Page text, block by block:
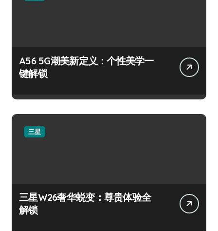
A56 5G潮美新定义：个性美学一
键解锁
三星
三星W26奢华蜕变：尊贵体验全
解锁